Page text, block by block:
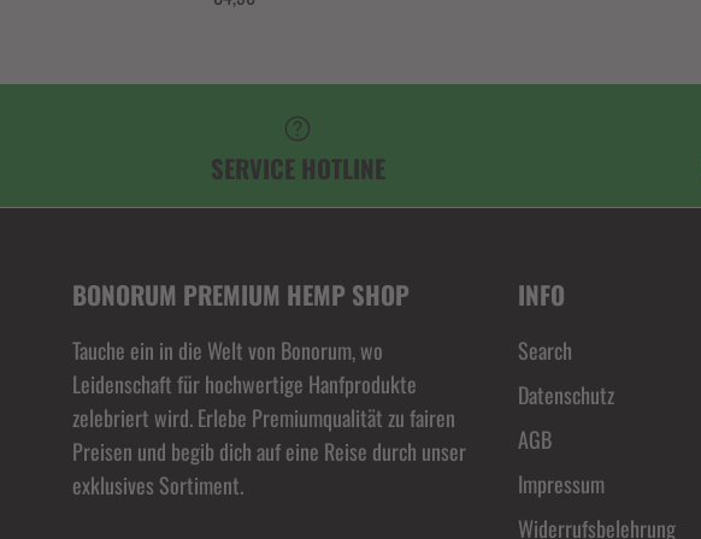
SERVICE HOTLINE
BONORUM PREMIUM HEMP SHOP
Tauche ein in die Welt von Bonorum, wo
Leidenschaft für hochwertige Hanfprodukte
zelebriert wird. Erlebe Premiumqualität zu fairen
Preisen und begib dich auf eine Reise durch unser
exklusives Sortiment.
INFO
Search
Datenschutz
AGB
Impressum
Widerrufsbelehrung